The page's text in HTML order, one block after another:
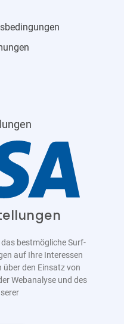
bestmögliche Surf-
auf Ihre Interessen
den Einsatz von
Webanalyse und des